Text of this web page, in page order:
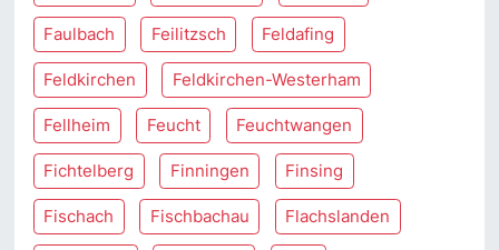
Faulbach Feilitzsch Feldafing
Feldkirchen Feldkirchen-Westerham
Fellheim Feucht Feuchtwangen
Fichtelberg Finningen Finsing
Fischach Fischbachau Flachslanden